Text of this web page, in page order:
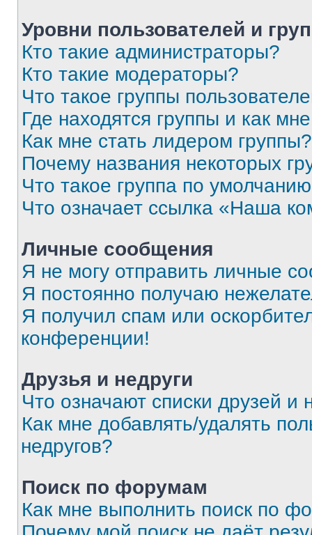
Уровни пользователей и
Кто такие администраторы?
Кто такие модераторы?
Что такое группы
Где находятся группы и как
Как мне стать лидером группы?
Почему названия некоторых
Что такое группа по
Что означает ссылка «Наша
Личные сообщения
Я не могу отправить личные
Я постоянно получаю
Я получил спам или
конференции!
Друзья и недруги
Что означают списки друзей и
Как мне добавлять/удалять
недругов?
Поиск по форумам
Как мне выполнить поиск по